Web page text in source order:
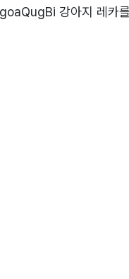
강아지 레카를